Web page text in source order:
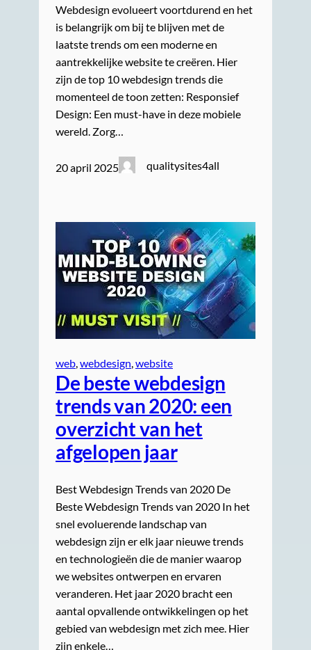
Webdesign evolueert voortdurend en het
is belangrijk om bij te blijven met de
laatste trends om een moderne en
aantrekkelijke website te creëren. Hier
zijn de top 10 webdesign trends die
momenteel de toon zetten: Responsief
Design: Een must-have in deze mobiele
wereld. Zorg…
20 april 2025 qualitysites4all
web, webdesign, website
De beste webdesign
trends van 2020: een
overzicht van het
afgelopen jaar
Best Webdesign Trends van 2020 De
Beste Webdesign Trends van 2020 In het
snel evoluerende landschap van
webdesign zijn er elk jaar nieuwe trends
en technologieën die de manier waarop
we websites ontwerpen en ervaren
veranderen. Het jaar 2020 bracht een
aantal opvallende ontwikkelingen op het
gebied van webdesign met zich mee. Hier
zijn enkele…